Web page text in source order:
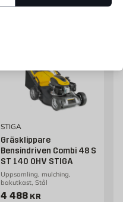
STIGA
Gräsklippare
Bensindriven Combi 48 S
ST 140 OHV STIGA
Uppsamling, mulching,
bakutkast, Stål
Pris 4488 kr
4 488 KR